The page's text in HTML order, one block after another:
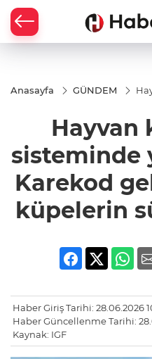
Anasayfa GÜNDEM
Hayvan
sisteminde
Karekod
küpelerin
Haber Giriş Tarihi: 28.06.2026
Haber Güncellenme Tarihi:
Kaynak: IGF